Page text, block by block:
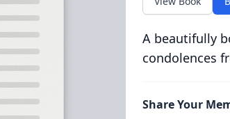
A beautifully
condolences
Share Your